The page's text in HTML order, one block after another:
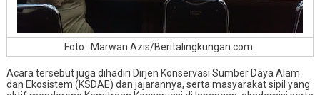
Foto : Marwan Azis/Beritalingkungan.com.
Acara tersebut juga dihadiri Dirjen Konservasi Sumber Daya Alam
dan Ekosistem (KSDAE) dan jajarannya, serta masyarakat sipil yang